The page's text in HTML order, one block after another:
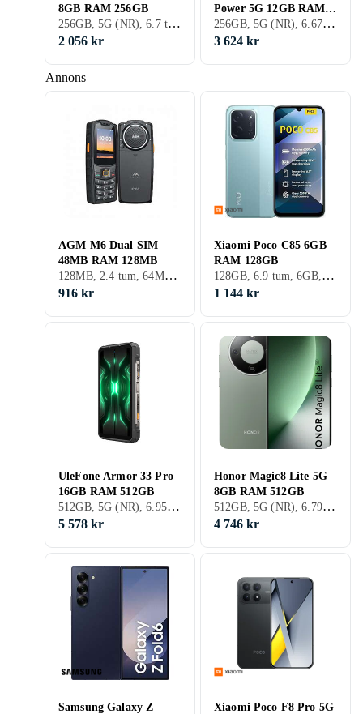
Annons
8GB RAM 256GB
256GB, 5G (NR), 6.7 tum, 8GB, 2025
2 056 kr
Power 5G 12GB RAM
256GB
256GB, 5G (NR), 6.67 tum, 12GB, 2025
3 624 kr
AGM M6 Dual SIM
48MB RAM 128MB
128MB, 2.4 tum, 64MB, 2022
916 kr
Xiaomi Poco C85 6GB
RAM 128GB
128GB, 6.9 tum, 6GB, 2025
1 144 kr
UleFone Armor 33 Pro
16GB RAM 512GB
512GB, 5G (NR), 6.95 tum, 16GB, 2025
5 578 kr
Honor Magic8 Lite 5G
8GB RAM 512GB
512GB, 5G (NR), 6.79 tum, 8GB, 2026
4 746 kr
Samsung Galaxy Z
Xiaomi Poco F8 Pro 5G